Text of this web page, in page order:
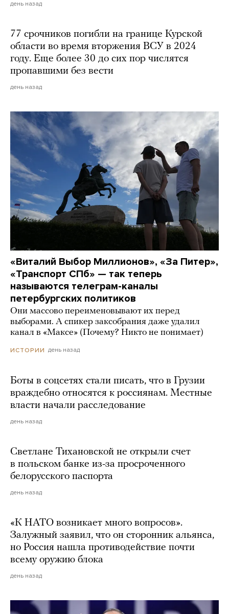
день назад
77 срочников погибли на границе Курской
области во время вторжения ВСУ в 2024
году. Еще более 30 до сих пор числятся
пропавшими без вести
день назад
«Виталий Выбор Миллионов», «За Питер»,
«Транспорт СПб» — так теперь
называются телеграм-каналы
петербургских политиков
Они массово переименовывают их перед
выборами. А спикер заксобрания даже удалил
канал в «Максе» (Почему? Никто не понимает)
ИСТОРИИ день назад
Боты в соцсетях стали писать, что в Грузии
враждебно относятся к россиянам. Местные
власти начали расследование
день назад
Светлане Тихановской не открыли счет
в польском банке из-за просроченного
белорусского паспорта
день назад
«К НАТО возникает много вопросов».
Залужный заявил, что он сторонник альянса,
но Россия нашла противодействие почти
всему оружию блока
день назад